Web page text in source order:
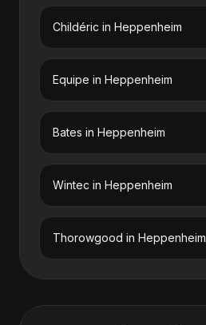
Childéric in Heppenheim
Equipe in Heppenheim
Bates in Heppenheim
Wintec in Heppenheim
Thorowgood in Heppenheim